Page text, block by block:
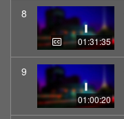
8
01:31:35
9
01:00:20